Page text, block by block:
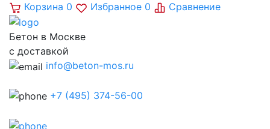
Корзина 0 Избранное 0 Сравнение
Бетон в Москве
с доставкой
info@beton-mos.ru
+7 (495) 374-56-00